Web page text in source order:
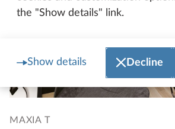
the "Show details" link.
Show details Decline
MAXIA T